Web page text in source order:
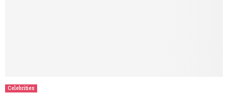
Celebrities